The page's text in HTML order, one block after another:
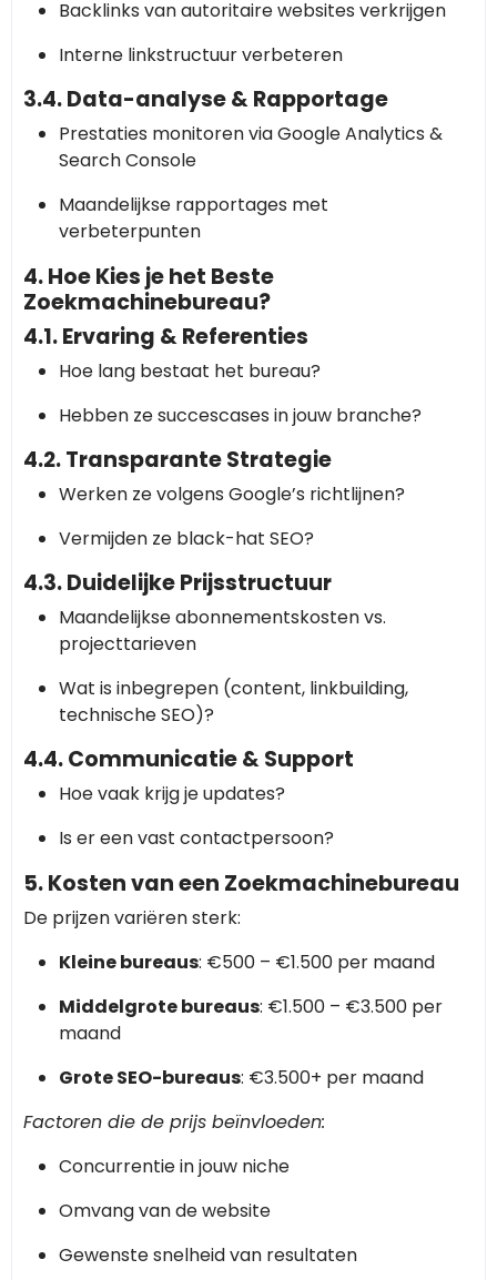
Backlinks van autoritaire websites verkrijgen
Interne linkstructuur verbeteren
3.4. Data-analyse & Rapportage
Prestaties monitoren via Google Analytics &
Search Console
Maandelijkse rapportages met
verbeterpunten
4. Hoe Kies je het Beste
Zoekmachinebureau?
4.1. Ervaring & Referenties
Hoe lang bestaat het bureau?
Hebben ze succescases in jouw branche?
4.2. Transparante Strategie
Werken ze volgens Google’s richtlijnen?
Vermijden ze black-hat SEO?
4.3. Duidelijke Prijsstructuur
Maandelijkse abonnementskosten vs.
projecttarieven
Wat is inbegrepen (content, linkbuilding,
technische SEO)?
4.4. Communicatie & Support
Hoe vaak krijg je updates?
Is er een vast contactpersoon?
5. Kosten van een Zoekmachinebureau
De prijzen variëren sterk:
Kleine bureaus: €500 – €1.500 per maand
Middelgrote bureaus: €1.500 – €3.500 per
maand
Grote SEO-bureaus: €3.500+ per maand
Factoren die de prijs beïnvloeden:
Concurrentie in jouw niche
Omvang van de website
Gewenste snelheid van resultaten